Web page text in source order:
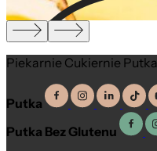
Piekarnie Cukiernie Putka
Putka
Putka Bez Glutenu